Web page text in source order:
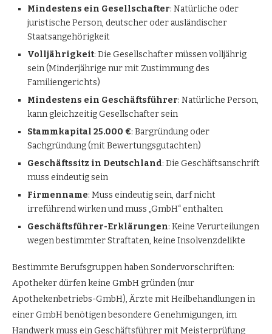
Mindestens ein Gesellschafter: Natürliche oder
juristische Person, deutscher oder ausländischer
Staatsangehörigkeit
Volljährigkeit: Die Gesellschafter müssen volljährig
sein (Minderjährige nur mit Zustimmung des
Familiengerichts)
Mindestens ein Geschäftsführer: Natürliche Person,
kann gleichzeitig Gesellschafter sein
Stammkapital 25.000 €: Bargründung oder
Sachgründung (mit Bewertungsgutachten)
Geschäftssitz in Deutschland: Die Geschäftsanschrift
muss eindeutig sein
Firmenname: Muss eindeutig sein, darf nicht
irreführend wirken und muss „GmbH“ enthalten
Geschäftsführer-Erklärungen: Keine Verurteilungen
wegen bestimmter Straftaten, keine Insolvenzdelikte
Bestimmte Berufsgruppen haben Sondervorschriften:
Apotheker dürfen keine GmbH gründen (nur
Apothekenbetriebs-GmbH), Ärzte mit Heilbehandlungen in
einer GmbH benötigen besondere Genehmigungen, im
Handwerk muss ein Geschäftsführer mit Meisterprüfung